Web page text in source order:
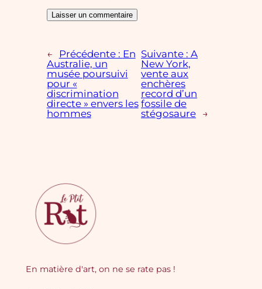
← Précédente : En
Australie, un
musée poursuivi
pour «
discrimination
directe » envers les
hommes
Suivante :A
New York,
vente aux
enchères
record d’un
fossile de
stégosaure →
En matière d'art, on ne se rate pas !